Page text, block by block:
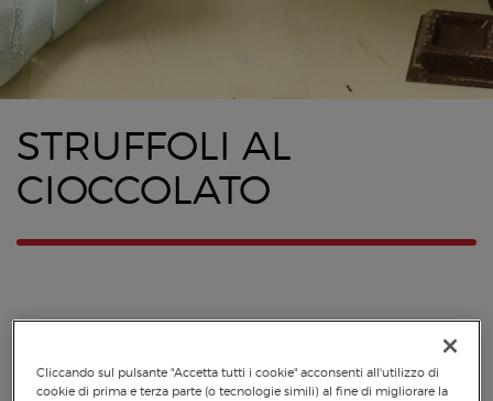
STRUFFOLI AL
CIOCCOLATO
Cliccando sul pulsante "Accetta tutti i cookie" acconsenti all'utilizzo di
cookie di prima e terza parte (o tecnologie simili) al fine di migliorare la